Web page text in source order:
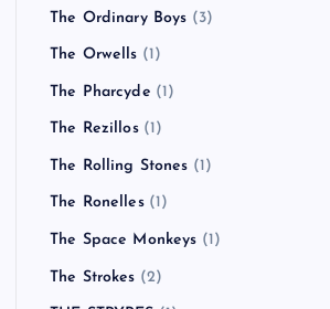
The Ordinary Boys (3)
The Orwells (1)
The Pharcyde (1)
The Rezillos(1)
The Rolling Stones (1)
The Ronelles(1)
The Space Monkeys (1)
The Strokes (2)